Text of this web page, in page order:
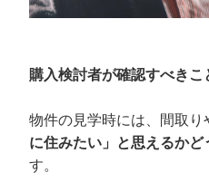
購入検討者が確認すべきこ
物件の見学時には、間取り
に住みたい」と思えるかど
す。